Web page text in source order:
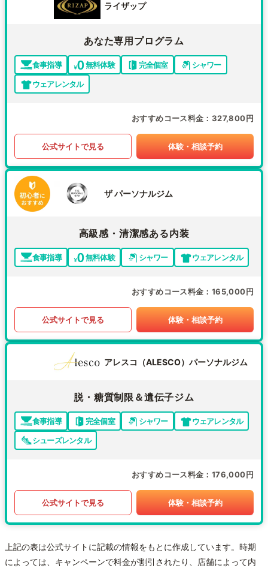
ライザップ
あなた専用プログラム
食事指導 無料体験 完全個室
シャワー
ウェアレンタル
おすすめコース料金 327,800円
公式サイトで見る 体験・相談予約
ザ パーソナルジム
高級感・清潔感ある内装
食事指導 無料体験 シャワー ウェアレンタル
おすすめコース料金 165,000円
公式サイトで見る 体験・相談予約
アレスコ（ALESCO）パーソナルジム
脱・糖質制限＆遺伝子ジム
食事指導 完全個室 シャワー
ウェアレンタル
シューズレンタル
おすすめコース料金 176,000円
公式サイトで見る 体験・相談予約
上記の表は公式サイトに記載の情報をもとに作成しています。時期
によっては、キャンペーンで料金が割引されたり、店舗によって内